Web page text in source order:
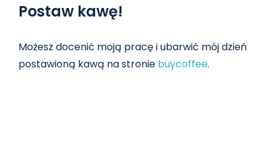
Postaw kawę!
Możesz docenić moją pracę i ubarwić mój dzień
postawioną kawą na stronie buycoffee.